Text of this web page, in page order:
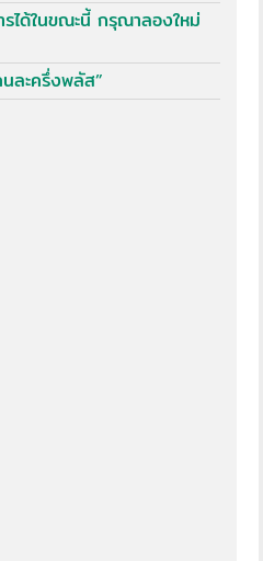
รได้ในขณะนี้ กรุณาลองใหม่
ละครึ่งพลัส”